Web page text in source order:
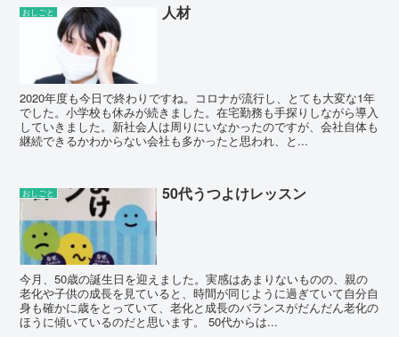
おしごと 人材
2020年度も今日で終わりですね。コロナが流行し、とても大変な1年
でした。小学校も休みが続きました。在宅勤務も手探りしながら導入
していきました。新社会人は周りにいなかったのですが、会社自体も
継続できるかわからない会社も多かったと思われ、と...
おしごと 50代うつよけレッスン
今月、50歳の誕生日を迎えました。実感はあまりないものの、親の
老化や子供の成長を見ていると、時間が同じように過ぎていて自分自
身も確かに歳をとっていて、老化と成長のバランスがだんだん老化の
ほうに傾いているのだと思います。 50代からは...